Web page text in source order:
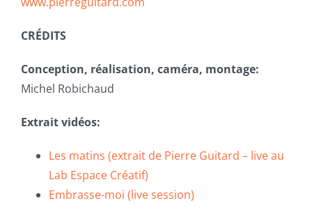
CRÉDITS
Conception, réalisation, caméra, montage:
Michel Robichaud
Extrait vidéos:
Les matins (extrait de Pierre Guitard – live au
Lab Espace Créatif)
Embrasse-moi (live session)